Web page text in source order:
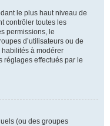
le plus haut niveau de
contrôler toutes les
permissions, le
d’utilisateurs ou de
à modérer
réglages effectués par le
(ou des groupes